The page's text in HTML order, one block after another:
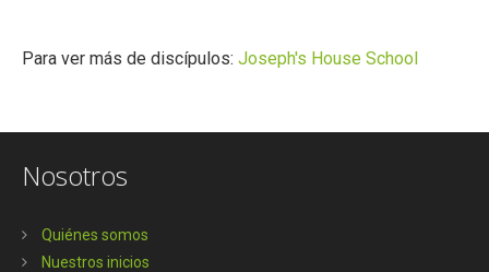
Para ver más de discípulos: Joseph's House School
Nosotros
Quiénes somos
Nuestros inicios